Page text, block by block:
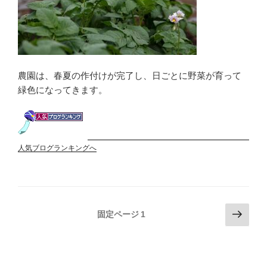
農園は、春夏の作付けが完了し、日ごとに野菜が育って
緑色になってきます。
人気ブログランキングへ
固定ページ 1
次
の